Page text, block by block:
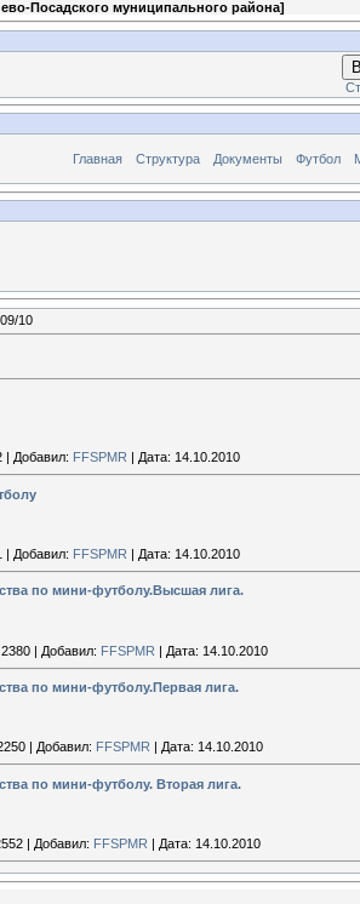
Посадского муниципального района]
Главная Структура Документы Футбол
10
Добавил: FFSPMR Дата: 14.10.2010
| Добавил: FFSPMR | Дата: 14.10.2010
по мини-футболу.Высшая лига.
2380 | Добавил: FFSPMR | Дата: 14.10.2010
по мини-футболу.Первая лига.
Добавил: FFSPMR Дата: 14.10.2010
по мини-футболу. Вторая лига.
| Добавил: FFSPMR | Дата: 14.10.2010